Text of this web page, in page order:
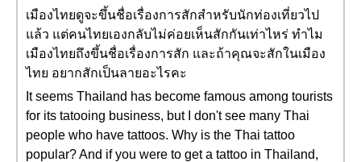
เมืองไทยดูจะขึ้นชื่อเรื่องการสักสำหรับนักท่องเที่ยวไป
แล้ว แต่คนไทยเองกลับไม่ค่อยเห็นสักกันเท่าไหร่ ทำไม
เมืองไทยถึงขึ้นชื่อเรื่องการสัก และถ้าคุณจะสักในเมือง
ไทย อยากสักเป็นลายอะไรคะ
It seems Thailand has become famous among tourists
for its tatooing business, but I don't see many Thai
people who have tattoos. Why is the Thai tattoo
popular? And if you were to get a tattoo in Thailand,